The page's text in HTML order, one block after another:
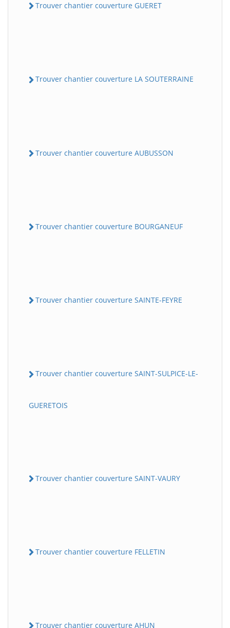
Trouver chantier couverture GUERET
Trouver chantier couverture LA SOUTERRAINE
Trouver chantier couverture AUBUSSON
Trouver chantier couverture BOURGANEUF
Trouver chantier couverture SAINTE-FEYRE
Trouver chantier couverture SAINT-SULPICE-LE-
GUERETOIS
Trouver chantier couverture SAINT-VAURY
Trouver chantier couverture FELLETIN
Trouver chantier couverture AHUN